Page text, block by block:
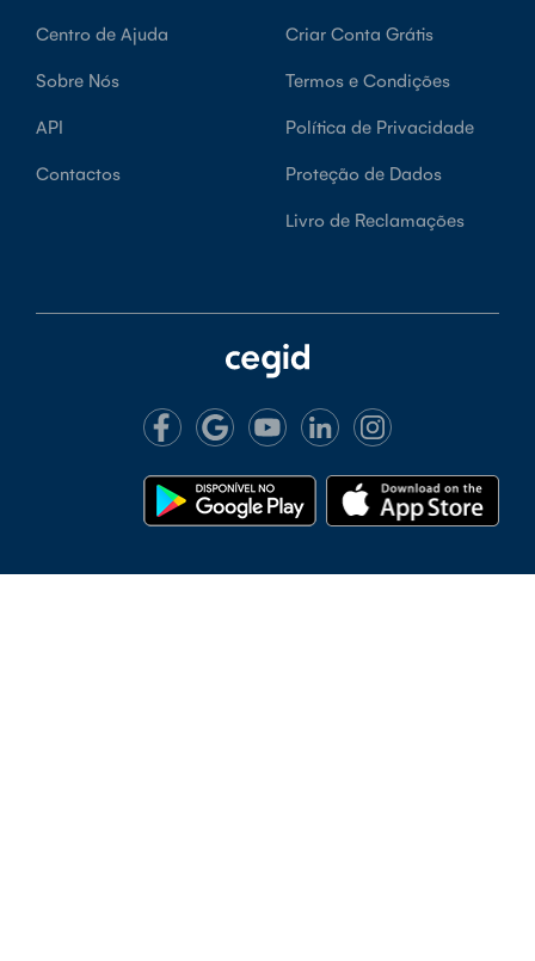
Centro de Ajuda
Sobre Nós
API
Contactos
Criar Conta Grátis
Termos e Condições
Política de Privacidade
Proteção de Dados
Livro de Reclamações